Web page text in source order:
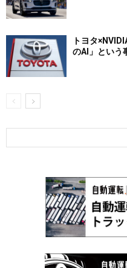
トヨタ
のAI」という